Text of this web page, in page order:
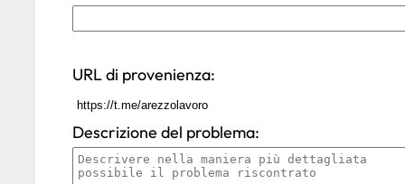
URL di provenienza:
Descrizione del problema: